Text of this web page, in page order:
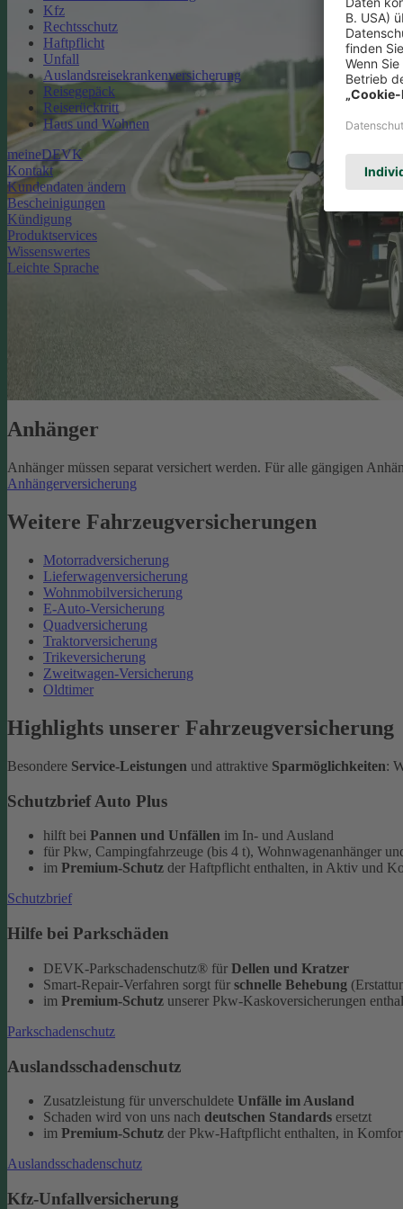
Kfz
Rechtsschutz
Haftpflicht
Unfall
Auslandsreisekrankenversicherung
Reisegepäck
Reiserücktritt
Haus und Wohnen
meineDEVK
Kontakt
Kundendaten ändern
Bescheinigungen
Kündigung
Produktservices
Wissenswertes
Leichte Sprache
Anhänger
Anhänger müssen separat versichert werden. Für alle gängigen
Anhängerversicherung
Weitere Fahrzeugversicherungen
Motorradversicherung
Lieferwagenversicherung
Wohnmobilversicherung
E-Auto-Versicherung
Quadversicherung
Traktorversicherung
Trikeversicherung
Zweitwagen-Versicherung
Oldtimer
Highlights unserer Fahrzeugversicherung
Besondere Service-Leistungen und attraktive Sparmöglichkeiten:
Schutzbrief Auto Plus
hilft bei Pannen und Unfällen im In- und Ausland
für Pkw, Campingfahrzeuge (bis 4 t), Wohnwagenanhänger
im Premium-Schutz der Haftpflicht enthalten, in Aktiv und
Schutzbrief
Hilfe bei Parkschäden
DEVK-Parkschadenschutz® für Dellen und Kratzer
Smart-Repair-Verfahren sorgt für schnelle Behebung
im Premium-Schutz unserer Pkw-Kaskoversicherungen
Parkschadenschutz
Auslandsschadenschutz
Zusatzleistung für unverschuldete Unfälle im Ausland
Schaden wird von uns nach deutschen Standards ersetzt
im Premium-Schutz der Pkw-Haftpflicht enthalten, in
Auslandsschadenschutz
Kfz-Unfallversicherung